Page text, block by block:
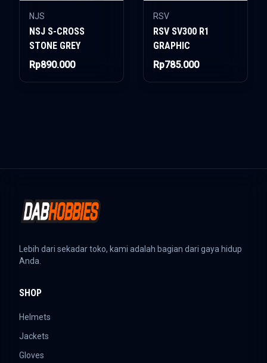
NJS
NSJ S-CROSS
STONE GREY
Rp890.000
RSV
RSV SV300 R1
GRAPHIC
Rp785.000
Lebih dari sekadar toko, kami adalah bagian dari gaya hidup
Anda.
SHOP
Helmets
Jackets
Gloves